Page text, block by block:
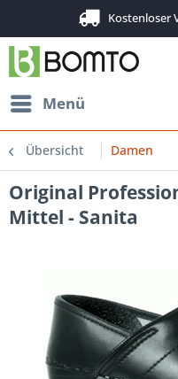
Menü
Übersicht Damen
Original
Mittel - Sanita